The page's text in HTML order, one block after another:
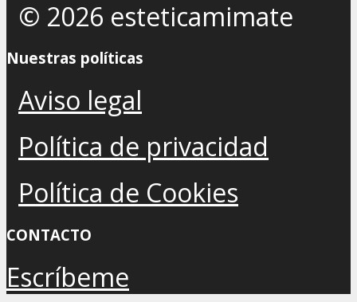
© 2026 esteticamimate
Nuestras políticas
Aviso legal
Política de privacidad
Política de Cookies
CONTACTO
Escríbeme